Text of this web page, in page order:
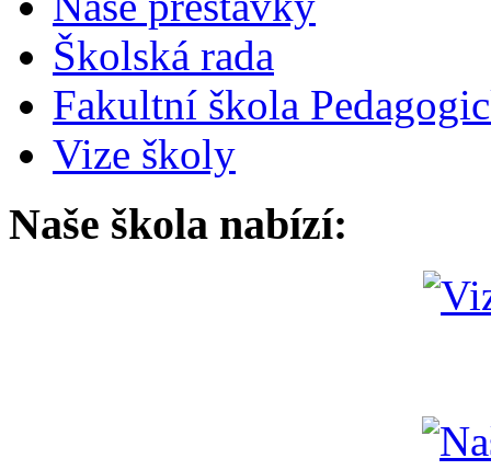
Školská rada
Fakultní škola
Vize školy
Naše škola nabízí: